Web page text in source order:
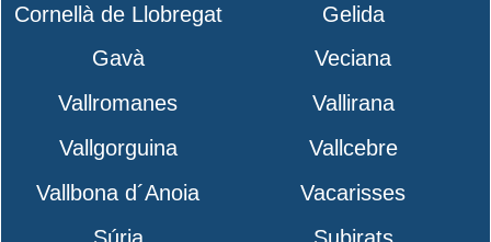
Cornellà de Llobregat
Gelida
Gavà
Veciana
Vallromanes
Vallirana
Vallgorguina
Vallcebre
Vallbona d´Anoia
Vacarisses